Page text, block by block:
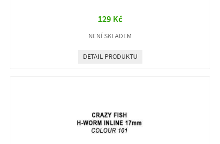
129 Kč
NENÍ SKLADEM
DETAIL PRODUKTU